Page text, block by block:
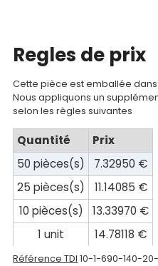
Mon
panier
Contact
Regles de prix
Cette pièce est emballée
Nous appliquons un
selon les règles suivantes
Quantité
Prix
50 pièces(s)
7.32950 €
25 pièces(s)
11.14085 €
10 pièces(s)
13.33970 €
1 unit
14.78118 €
Référence TDI 10-1-690-140-